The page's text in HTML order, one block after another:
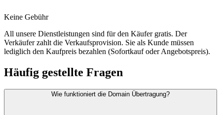
Keine Gebühr
All unsere Dienstleistungen sind für den Käufer gratis. Der
Verkäufer zahlt die Verkaufsprovision. Sie als Kunde müssen
lediglich den Kaufpreis bezahlen (Sofortkauf oder Angebotspreis).
Häufig gestellte Fragen
Wie funktioniert die Domain Übertragung?